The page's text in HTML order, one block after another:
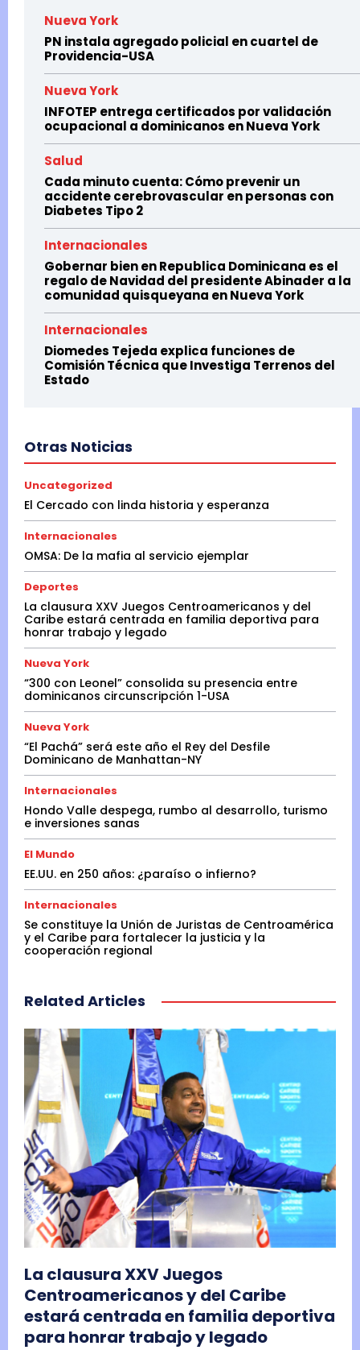
Nueva York
PN instala agregado policial en cuartel de
Providencia-USA
Nueva York
INFOTEP entrega certificados por validación
ocupacional a dominicanos en Nueva York
Salud
Cada minuto cuenta: Cómo prevenir un
accidente cerebrovascular en personas con
Diabetes Tipo 2
Internacionales
Gobernar bien en Republica Dominicana es el
regalo de Navidad del presidente Abinader a la
comunidad quisqueyana en Nueva York
Internacionales
Diomedes Tejeda explica funciones de
Comisión Técnica que Investiga Terrenos del
Estado
Otras Noticias
Uncategorized
El Cercado con linda historia y esperanza
Internacionales
OMSA: De la mafia al servicio ejemplar
Deportes
La clausura XXV Juegos Centroamericanos y del
Caribe estará centrada en familia deportiva para
honrar trabajo y legado
Nueva York
“300 con Leonel” consolida su presencia entre
dominicanos circunscripción 1-USA
Nueva York
“El Pachá” será este año el Rey del Desfile
Dominicano de Manhattan-NY
Internacionales
Hondo Valle despega, rumbo al desarrollo, turismo
e inversiones sanas
El Mundo
EE.UU. en 250 años: ¿paraíso o infierno?
Internacionales
Se constituye la Unión de Juristas de Centroamérica
y el Caribe para fortalecer la justicia y la
cooperación regional
Related Articles
La clausura XXV Juegos
Centroamericanos y del Caribe
estará centrada en familia deportiva
para honrar trabajo y legado